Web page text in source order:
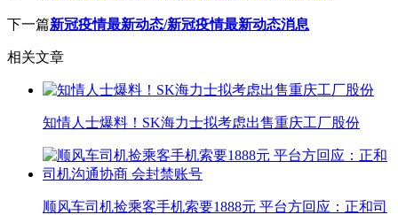
下一篇新冠疫情最新动态/新冠疫情最新动态消息
相关文章
知情人士爆料！SK海力士拟考虑出售重庆工厂股份
顺风车司机捡乘客手机索要1888元 平台方回应：正和司